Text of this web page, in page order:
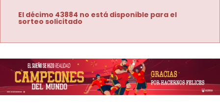
El décimo 43884 no está disponible para el
sorteo solicitado